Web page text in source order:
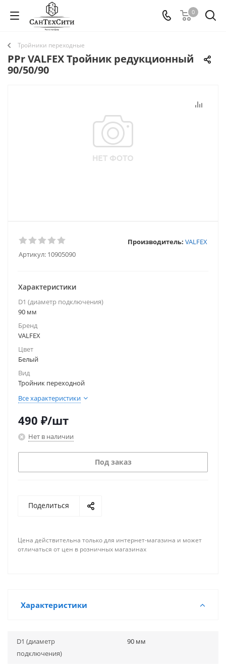
0
Тройники переходные
PPr VALFEX Тройник редукционный
90/50/90
Артикул: 10905090
Производитель: VALFEX
Характеристики
D1 (диаметр подключения)
90 мм
Бренд
VALFEX
Цвет
Белый
Вид
Тройник переходной
Все характеристики
490 ₽/шт
Нет в наличии
Под заказ
Поделиться
Цена действительна только для интернет-магазина и может
отличаться от цен в розничных магазинах
Характеристики
D1 (диаметр
подключения)
90 мм